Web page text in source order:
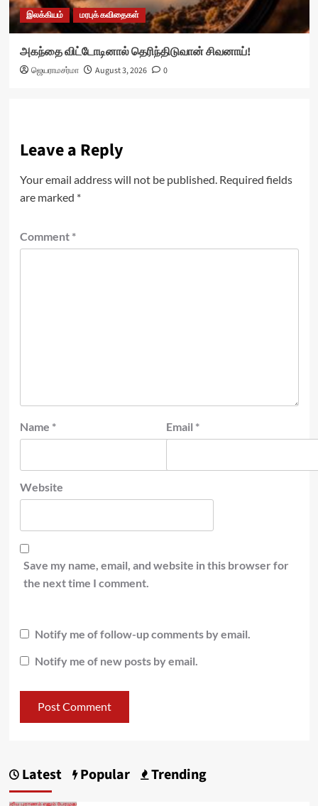
இலக்கியம் மரபுக் கவிதைகள்
அகந்தை விட்டோடினால் தெரிந்திடுவான் சிவனாய்!
ஜெயராமசர்மா August 3, 2026 0
Leave a Reply
Your email address will not be published. Required fields
are marked *
Comment *
Name * Email *
Website
Save my name, email, and website in this browser for
the next time I comment.
Notify me of follow-up comments by email.
Notify me of new posts by email.
Latest Popular Trending